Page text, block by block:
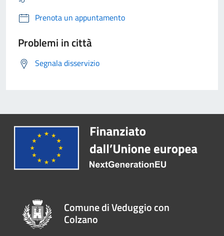
Prenota un appuntamento
Problemi in città
Segnala disservizio
Comune di Veduggio con
Colzano